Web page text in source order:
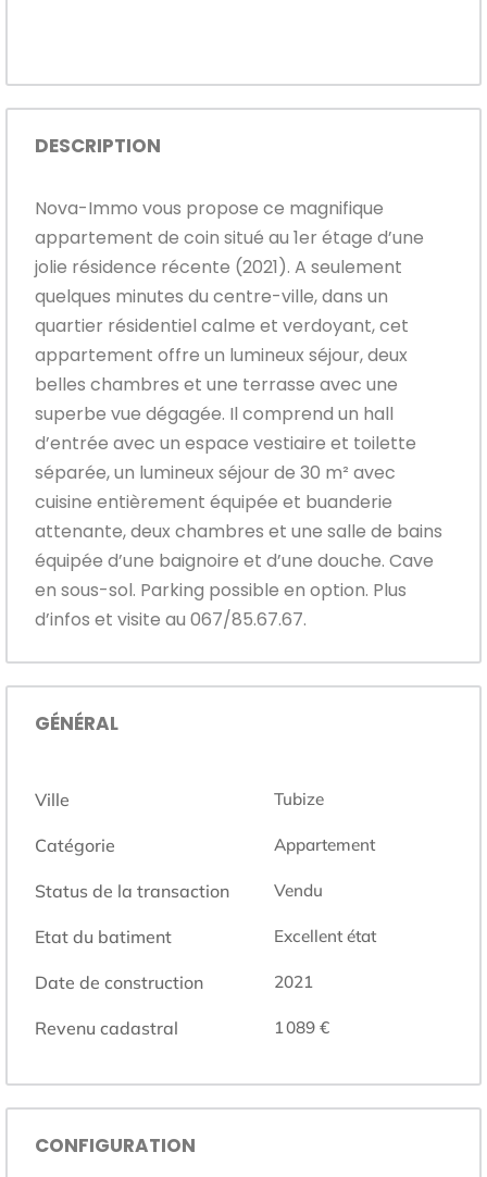
DESCRIPTION
Nova-Immo vous propose ce magnifique
appartement de coin situé au 1er étage d’une
jolie résidence récente (2021). A seulement
quelques minutes du centre-ville, dans un
quartier résidentiel calme et verdoyant, cet
appartement offre un lumineux séjour, deux
belles chambres et une terrasse avec une
superbe vue dégagée. Il comprend un hall
d’entrée avec un espace vestiaire et toilette
séparée, un lumineux séjour de 30 m² avec
cuisine entièrement équipée et buanderie
attenante, deux chambres et une salle de bains
équipée d’une baignoire et d’une douche. Cave
en sous-sol. Parking possible en option. Plus
d’infos et visite au 067/85.67.67.
GÉNÉRAL
Ville Tubize
Catégorie Appartement
Status de la transaction Vendu
Etat du batiment Excellent état
Date de construction 2021
Revenu cadastral 1 089 €
CONFIGURATION